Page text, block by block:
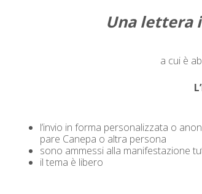
Una let­tera
a cui è
l’in­vio in for­ma per­son­al­iz­za­ta o
pare Canepa o altra persona
sono ammes­si alla man­i­fes­tazione
il tema è libero